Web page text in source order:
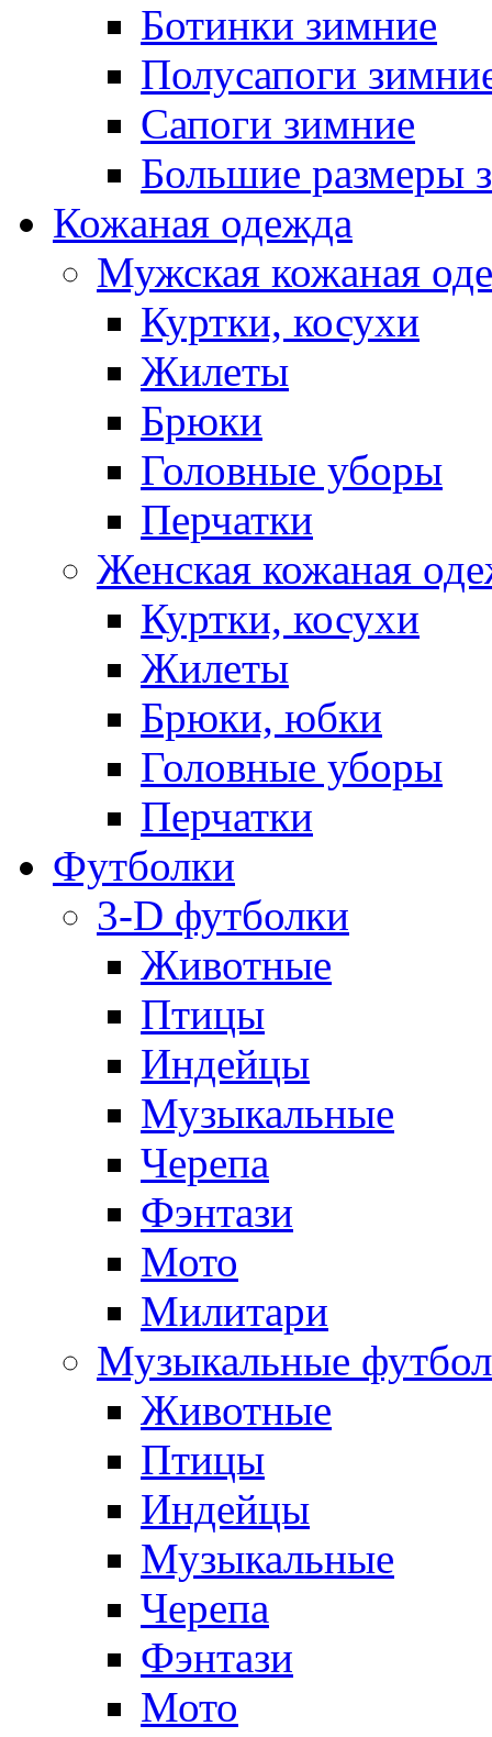
Ботинки зимние
Полусапоги
Сапоги зимние
Большие размеры
Кожаная одежда
Мужская кожаная
Куртки, косухи
Жилеты
Брюки
Головные уборы
Перчатки
Женская кожаная
Куртки, косухи
Жилеты
Брюки, юбки
Головные уборы
Перчатки
Футболки
3-D футболки
Животные
Птицы
Индейцы
Музыкальные
Черепа
Фэнтази
Мото
Милитари
Музыкальные
Животные
Птицы
Индейцы
Музыкальные
Черепа
Фэнтази
Мото